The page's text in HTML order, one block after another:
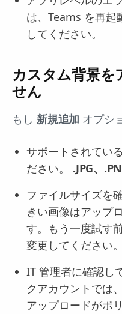
は、Teams を再起
してください。
カスタム背景を
せん
もし 新規追加 オプシ
サポートされてい
ださい。 .JPG、
ファイルサイズを
きい画像はアップ
す。もう一度試す
変更してください。
IT 管理者に確認し
クアカウントでは
アップロードがポ